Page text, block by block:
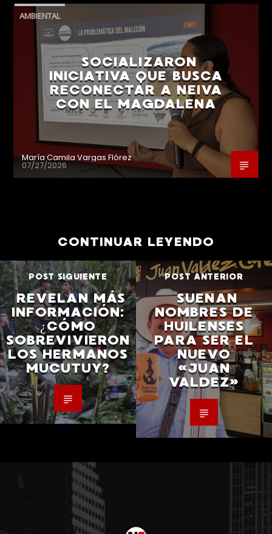
AMBIENTAL
SOCIALIZARON
INICIATIVA QUE BUSCA
RECONECTAR A NEIVA
CON EL MAGDALENA
María Camila Vargas Flórez
07/27/2026
CONTINUAR LEYENDO
POST SIGUIENTE
REVELAN MÁS
INFORMACIÓN:
¿CÓMO
SOBREVIVIERON
LOS HERMANOS
MUCUTUY?
POST ANTERIOR
SUENAN
NOMBRES DE
HUILENSES
PARA SER EL
NUEVO
«JUAN
VALDEZ»